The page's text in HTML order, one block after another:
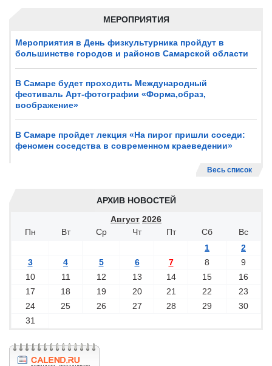
МЕРОПРИЯТИЯ
Мероприятия в День физкультурника пройдут в
большинстве городов и районов Самарской области
В Самаре будет проходить Международный
фестиваль Арт-фотографии «Форма,образ,
воображение»
В Самаре пройдет лекция «На пирог пришли соседи:
феномен соседства в современном краеведении»
Весь список
АРХИВ НОВОСТЕЙ
Август 2026
Пн
Вт Ср Чт Пт Сб
Вс
1
2
3
4 5 6 7 8
9
10
11 12 13 14 15
16
17
18 19 20 21 22
23
24
25 26 27 28 29
30
31